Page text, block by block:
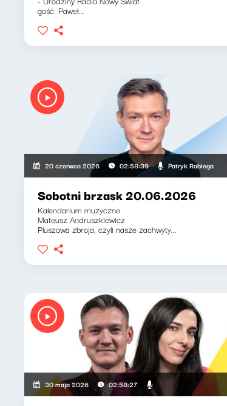
gość: Paweł...
20 czerwca 2026 02:58:39 Patryk Rabiega
Sobotni brzask 20.06.2026
Kalendarium muzyczne
Mateusz Andruszkiewicz
Pluszowa zbroja, czyli nasze zachwyty...
30 maja 2026 02:58:27